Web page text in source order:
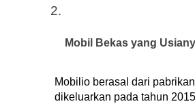
Mobil Bekas yang
Mobilio berasal dari
dikeluarkan pada tahun